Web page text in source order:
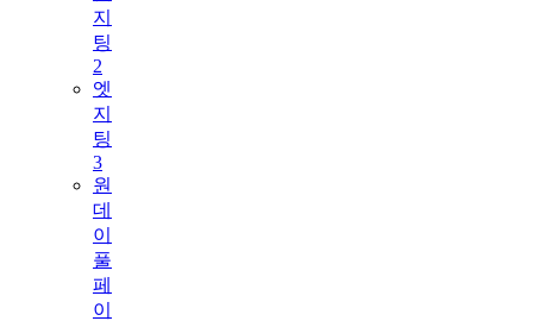
지
팅
2
엣
지
팅
3
원
데
이
풀
페
이